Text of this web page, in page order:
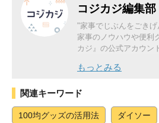
コジカジ編集部
"家事でじぶんをごきげ
家事のノウハウや便利
カジ』の公式アカウン
もっとみる
関連キーワード
100均グッズの活用法 ダイソー